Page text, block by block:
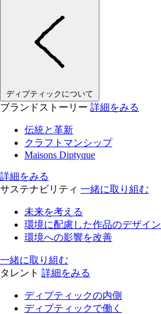
ディプティックについて
ブランドストーリー 詳細をみる
伝統と革新
クラフトマンシップ
Maisons Diptyque
詳細をみる
サステナビリティ 一緒に取り組む
未来を考える
環境に配慮した作品のデザイン
環境への影響を改善
一緒に取り組む
タレント 詳細をみる
ディプティックの内側
ディプティックで働く